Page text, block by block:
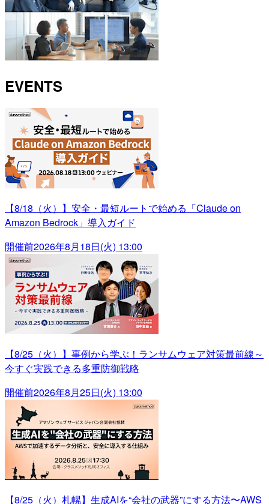
EVENTS
【8/18（火）】安全・最短ルートで始める「Claude on
Amazon Bedrock」導入ガイド
開催前2026年8月18日(火) 13:00
【8/25（火）】事例から学ぶ！ランサムウェア対策最前線～
今すぐ実践できる多重防御戦略
開催前2026年8月25日(火) 13:00
【8/25（火）札幌】生成AIを“会社の武器”にする方法〜AWS